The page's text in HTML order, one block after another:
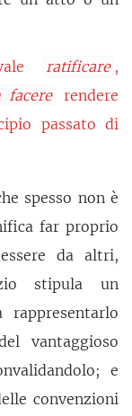
ratificare ,
facere
rendere
passato di
spesso non è
far proprio
da altri,
stipula un
vantaggioso
e
convenzioni